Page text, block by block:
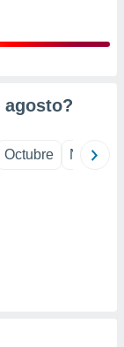
agosto?
Octubre